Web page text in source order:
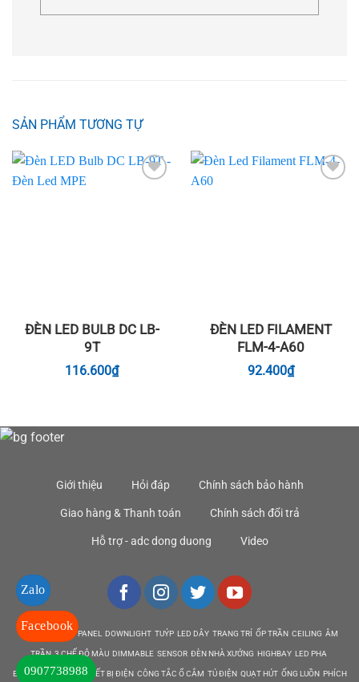
SẢN PHẨM TƯƠNG TỰ
ĐÈN LED BULB DC LB-
9T
116.600₫
ĐÈN LED FILAMENT
FLM-4-A60
92.400₫
Giới thiệu Hỏi đáp Chính sách bảo hành
Giao hàng & Thanh toán Chính sách đổi trả
Hỗ trợ - adc dong duong Video
DEN LED BULB PANEL DOWNLIGHT TUÝP LED DÂY TRANG TRÍ ỐP TRẦN CEILING ÂM
TRẦN 3 CHẾ ĐỘ MÀU DIMMABLE SENSOR ĐÈN NHÀ XƯỞNG HIGHBAY LED PHA
EMERGENCY EXIT THIẾT BỊ ĐIỆN CÔNG TẮC Ổ CẮM TỦ ĐIỆN QUẠT HÚT ỐNG LUỒN PHÍCH
Zalo
Facebook
0907738988